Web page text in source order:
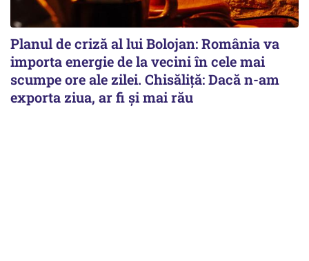
Planul de criză al lui Bolojan: România va
importa energie de la vecini în cele mai
scumpe ore ale zilei. Chisăliță: Dacă n-am
exporta ziua, ar fi și mai rău